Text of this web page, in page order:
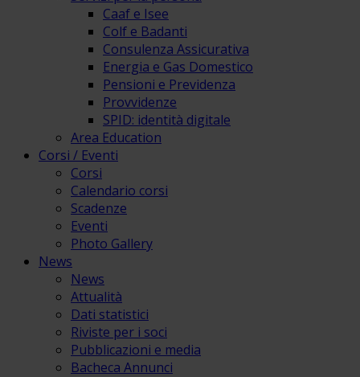
Caaf e Isee
Colf e Badanti
Consulenza Assicurativa
Energia e Gas Domestico
Pensioni e Previdenza
Provvidenze
SPID: identità digitale
Area Education
Corsi / Eventi
Corsi
Calendario corsi
Scadenze
Eventi
Photo Gallery
News
News
Attualità
Dati statistici
Riviste per i soci
Pubblicazioni e media
Bacheca Annunci